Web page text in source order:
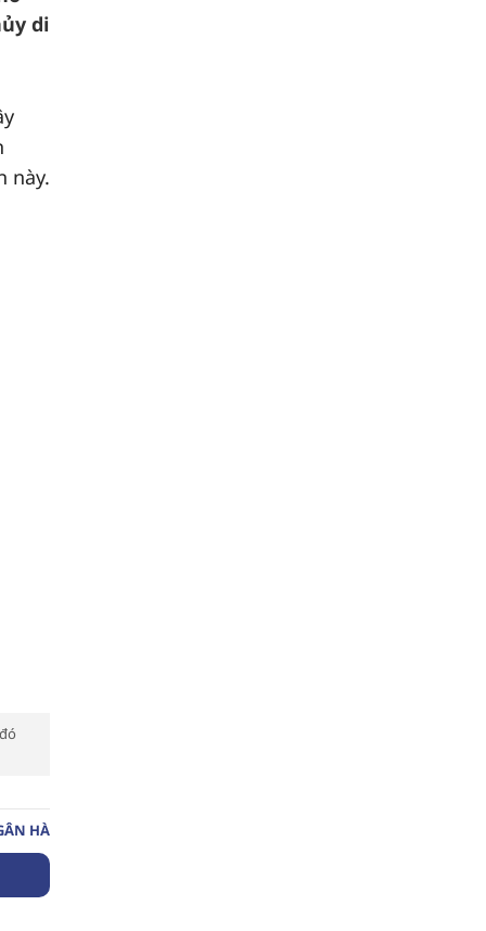
di
này.
HÀ